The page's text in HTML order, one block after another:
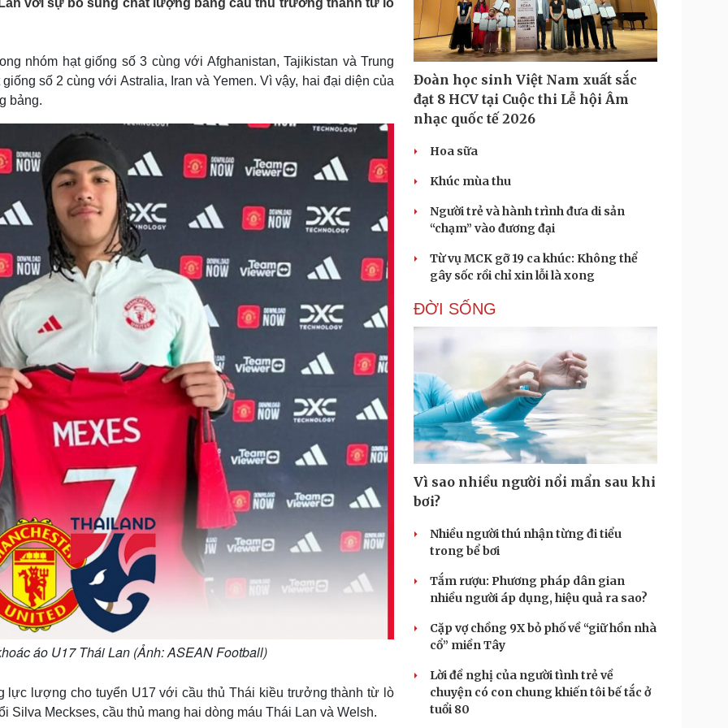
Lịch thi đấu bóng đá
Hậu trường
Xe máy
Doanh nghiệp 24h
Doanh nhân
Vì cộng đồng
Tin Công nghệ
Trải nghiệm
Chuyển đổi số
Văn hóa
Sân khấu - Điện ảnh
Văn học
Âm nhạc
Di sản
Giải trí
Thời trang
Du lịch
Săn Tour
Podcast
Câu chuyện thời sự
Đọc truyện đêm khuya
Lan với sự bổ sung chất lượng bằng cầu thủ trưởng thành từ lò
nhóm hạt giống số 3 cùng với Afghanistan, Tajikistan và Trung
số 2 cùng với Astralia, Iran và Yemen. Vì vậy, hai đại diện của
bảng.
áo U17 Thái Lan (Ảnh: ASEAN Football)
lực lượng cho tuyển U17 với cầu thủ Thái kiều trưởng thành từ lò
Silva Meckses, cầu thủ mang hai dòng máu Thái Lan và Welsh.
Đoàn học sinh Việt Nam xuất sắc
đạt 8 HCV tại Cuộc thi Lễ hội Âm
nhạc quốc tế 2026
Hoa sữa
Khúc mùa thu
Người trẻ và hành trình đưa di sản
“chạm” vào đương đại
Từ vụ MCK gỡ 19 ca khúc: Không thể
gây sốc rồi chỉ xin lỗi là xong
ĐỜI SỐNG
Vì sao nhiều người nổi mẩn sau khi
bơi?
Nhiều người thú nhận từng đi tiểu
trong bể bơi
Tắm rượu: Phương pháp dân gian
nhiều người áp dụng, hiệu quả ra sao?
Cặp vợ chồng 9X bỏ phố về “giữ hồn nhà
cổ” miền Tây
Lời đề nghị của người tình trẻ về
chuyện có con chung khiến tôi bế tắc ở
tuổi 80